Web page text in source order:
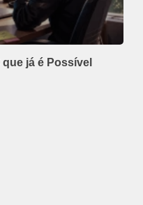
já é Possível